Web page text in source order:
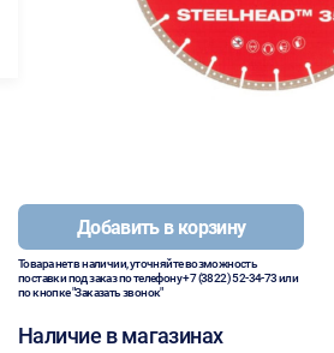
Добавить в корзину
Товара нет в наличии, уточняйте возможность
поставки под заказ по телефону+7 (3822) 52-34-73или
по кнопке "Заказать звонок"
Наличие в магазинах